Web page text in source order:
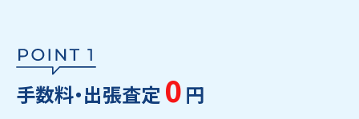
手数料・出張査定 0 円